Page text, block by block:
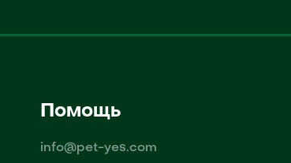
Помощь
info@pet-yes.com